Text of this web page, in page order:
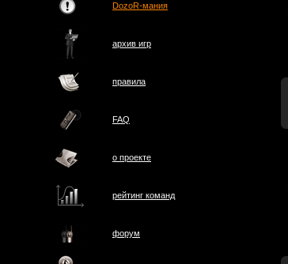
DozoR-мания
архив игр
правила
FAQ
о проектe
рейтинг команд
форум